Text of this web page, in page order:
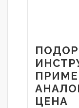
ЦЕНА